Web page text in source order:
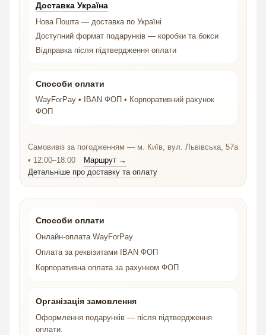
Доставка Україна
Нова Пошта — доставка по Україні
Доступний формат подарунків — коробки та бокси
Відправка після підтвердження оплати
Способи оплати
WayForPay • IBAN ФОП • Корпоративний рахунок
ФОП
Самовивіз за погодженням — м. Київ, вул. Львівська, 57а
• 12:00–18:00
Маршрут →
Детальніше про доставку та оплату
Способи оплати
Онлайн-оплата WayForPay
Оплата за реквізитами IBAN ФОП
Корпоративна оплата за рахунком ФОП
Організація замовлення
Оформлення подарунків — після підтвердження
оплати.